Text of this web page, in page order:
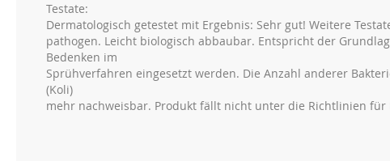
Testate:
Dermatologisch getestet mit Ergebnis: Sehr gut! Weitere
pathogen. Leicht biologisch abbaubar. Entspricht der
Bedenken im
Sprühverfahren eingesetzt werden. Die Anzahl anderer
(Koli)
mehr nachweisbar. Produkt fällt nicht unter die Richtlinien für